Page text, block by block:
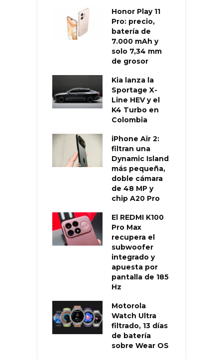
Honor Play 11
Pro: precio,
batería de
7.000 mAh y
solo 7,34 mm
de grosor
Kia lanza la
Sportage X-
Line HEV y el
K4 Turbo en
Colombia
iPhone Air 2:
filtran una
Dynamic Island
más pequeña,
doble cámara
de 48 MP y
chip A20 Pro
El REDMI K100
Pro Max
recupera el
subwoofer
integrado y
apuesta por
pantalla de 185
Hz
Motorola
Watch Ultra
filtrado, 13 días
de batería
sobre Wear OS